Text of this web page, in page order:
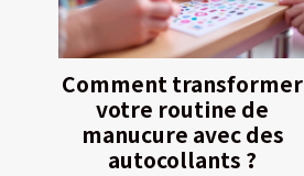
Comment transformer
votre routine de
manucure avec des
autocollants ?